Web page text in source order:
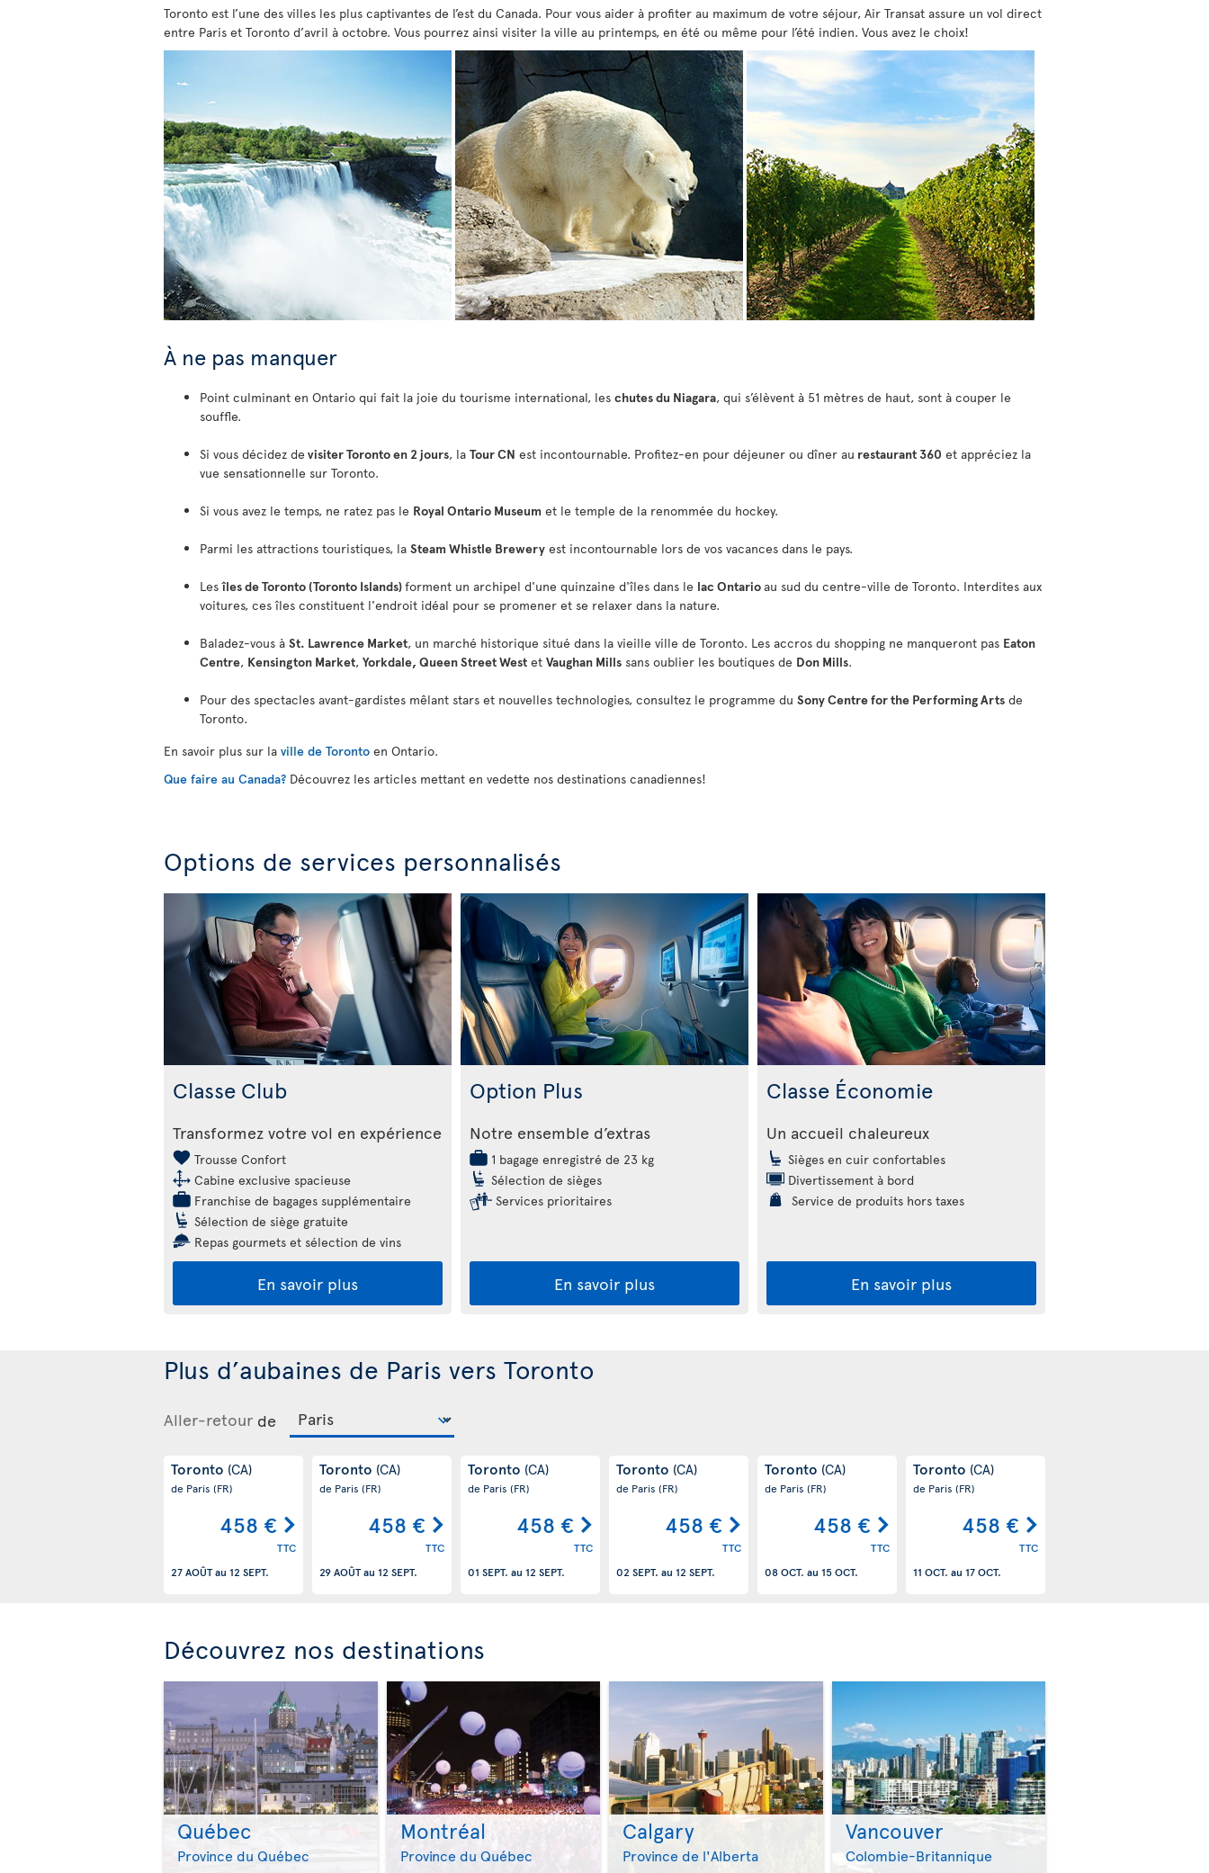
Toronto est l’une des villes les plus captivantes de l’est du Canada. Pour vous aider à profiter au maximum de votre séjour, Air Transat assure un vol direct
entre Paris et Toronto d’avril à octobre. Vous pourrez ainsi visiter la ville au printemps, en été ou même pour l’été indien. Vous avez le choix!
À ne pas manquer
Point culminant en Ontario qui fait la joie du tourisme international, les chutes du Niagara, qui s’élèvent à 51 mètres de haut, sont à couper le
souffle.
Si vous décidez devisiter Toronto en 2 jours, la Tour CN est incontournable. Profitez-en pour déjeuner ou dîner au restaurant 360 et appréciez la
vue sensationnelle sur Toronto.
Si vous avez le temps, ne ratez pas le Royal Ontario Museum et le temple de la renommée du hockey.
Parmi les attractions touristiques, la Steam Whistle Brewery est incontournable lors de vos vacances dans le pays.
Lesîles de Toronto (Toronto Islands)forment un archipel d'une quinzaine d'îles dans le lac Ontarioau sud du centre-ville de Toronto. Interdites aux
voitures, ces îles constituent l'endroit idéal pour se promener et se relaxer dans la nature.
Baladez-vous à St. Lawrence Market, un marché historique situé dans la vieille ville de Toronto. Les accros du shopping ne manqueront pas Eaton
Centre, Kensington Market, Yorkdale, Queen Street West et Vaughan Mills sans oublier les boutiques de Don Mills.
Pour des spectacles avant-gardistes mêlant stars et nouvelles technologies, consultez le programme du Sony Centre for the Performing Arts de
Toronto.
En savoir plus sur la ville de Toronto en Ontario.
Que faire au Canada? Découvrez les articles mettant en vedette nos destinations canadiennes!
Options de services personnalisés
Classe Club
Transformez votre vol en expérience
Trousse Confort
Cabine exclusive spacieuse
Franchise de bagages supplémentaire
Sélection de siège gratuite
Repas gourmets et sélection de vins
En savoir plus
Option Plus
Notre ensemble d’extras
1 bagage enregistré de 23 kg
Sélection de sièges
Services prioritaires
En savoir plus
Classe Économie
Un accueil chaleureux
Sièges en cuir confortables
Divertissement à bord
Service de produits hors taxes
En savoir plus
Plus d’aubaines de Paris vers Toronto
Aller-retour de
Toronto (CA)
de Paris (FR)
458 €
TTC
27 AOÛTau 12 SEPT.
Toronto (CA)
de Paris (FR)
458 €
TTC
29 AOÛTau 12 SEPT.
Toronto (CA)
de Paris (FR)
458 €
TTC
01 SEPT. au 12 SEPT.
Toronto (CA)
de Paris (FR)
458 €
TTC
02 SEPT. au 12 SEPT.
Toronto (CA)
de Paris (FR)
458 €
TTC
08 OCT. au 15 OCT.
Toronto (CA)
de Paris (FR)
458 €
TTC
11 OCT. au 17 OCT.
Découvrez nos destinations
Québec
Province du Québec >
Montréal
Province du Québec >
Calgary
Province de l'Alberta >
Vancouver
Colombie-Britannique